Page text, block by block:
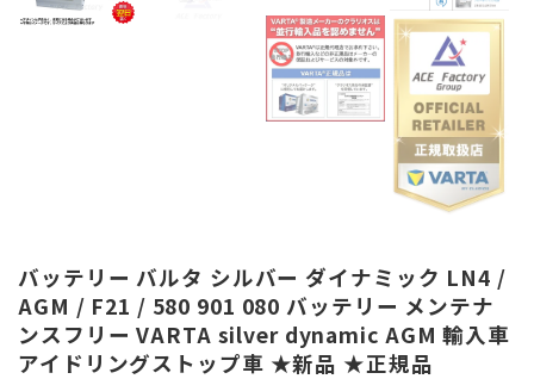
バッテリー バルタ シルバー ダイナミック LN4 /
AGM / F21 / 580 901 080 バッテリー メンテナ
ンスフリー VARTA silver dynamic AGM 輸入車
アイドリングストップ車 ★新品 ★正規品